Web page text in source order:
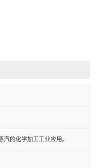
的化学加工工业应用。